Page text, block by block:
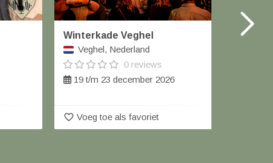
Winterkade Veghel
Veghel, Nederland
0 reviews
19 t/m 23 december 2026
favorite_border Voeg toe als favoriet